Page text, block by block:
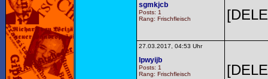
sgmkjcb
Posts: 1
Rang: Frischfleisch
27.03.2017, 04:53 Uhr
Ipwyijb
Posts: 1
Rang: Frischfleisch